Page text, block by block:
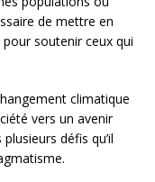
de mettre en
soutenir ceux qui
climatique
vers un avenir
défis qu’il